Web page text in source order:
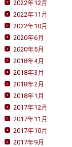
2022年12月
2022年11月
2022年10月
2020年6月
2020年5月
2018年4月
2018年3月
2018年2月
2018年1月
2017年12月
2017年11月
2017年10月
2017年9月